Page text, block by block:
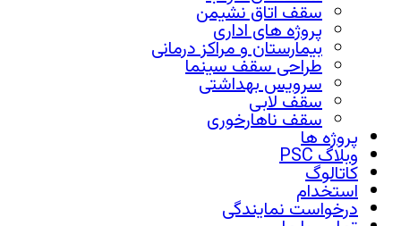
سقف اتاق نشیمن
پروژه های اداری
بیمارستان و مراکز درمانی
طراحی سقف سینما
سرویس بهداشتی
سقف لابی
سقف ناهارخوری
پروژه ها
وبلاگ PSC
کاتالوگ
استخدام
درخواست نمایندگی